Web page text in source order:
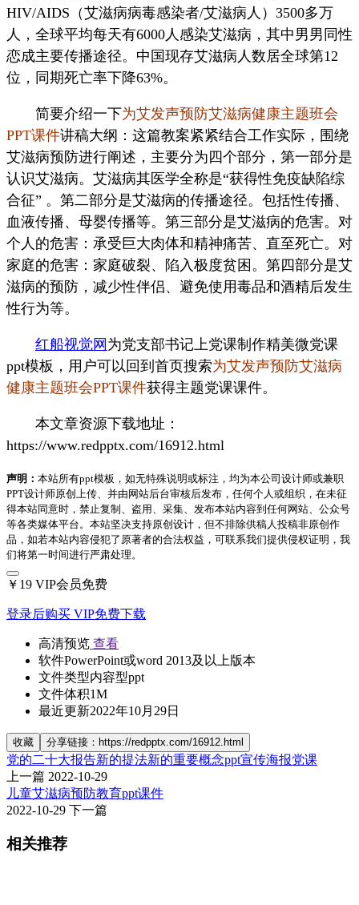
HIV/AIDS（艾滋病病毒感染者/艾滋病人）3500多万
人，全球平均每天有6000人感染艾滋病，其中男男同性
恋成主要传播途径。中国现存艾滋病人数居全球第12
位，同期死亡率下降63%。
简要介绍一下为艾发声预防艾滋病健康主题班会
PPT课件讲稿大纲：这篇教案紧紧结合工作实际，围绕
艾滋病预防进行阐述，主要分为四个部分，第一部分是
认识艾滋病。艾滋病其医学全称是“获得性免疫缺陷综
合征” 。第二部分是艾滋病的传播途径。包括性传播、
血液传播、母婴传播等。第三部分是艾滋病的危害。对
个人的危害：承受巨大肉体和精神痛苦、直至死亡。对
家庭的危害：家庭破裂、陷入极度贫困。第四部分是艾
滋病的预防，减少性伴侣、避免使用毒品和酒精后发生
性行为等。
红船视觉网 为党支部书记上党课制作精美微党课
ppt模板，用户可以回到首页搜索为艾发声预防艾滋病
健康主题班会PPT课件获得主题党课课件。
本文章资源下载地址：
https://www.redpptx.com/16912.html
声明： 本站所有ppt模板，如无特殊说明或标注，均为本公司设计师或兼职
PPT设计师原创上传、并由网站后台审核后发布，任何个人或组织，在未征
得本站同意时，禁止复制、盗用、采集、发布本站内容到任何网站、公众号
等各类媒体平台。本站坚决支持原创设计，但不排除供稿人投稿非原创作
品，如若本站内容侵犯了原著者的合法权益，可联系我们提供侵权证明，我
们将第一时间进行严肃处理。
￥19 VIP会员免费
登录后购买 VIP免费下载
高清预览 查看
软件PowerPoint或word 2013及以上版本
文件类型内容型ppt
文件体积1M
最近更新2022年10月29日
收藏 分享链接：https://redpptx.com/16912.html
党的二十大报告新的提法新的重要概念ppt宣传海报党课
上一篇 2022-10-29
儿童艾滋病预防教育ppt课件
2022-10-29 下一篇
相关推荐